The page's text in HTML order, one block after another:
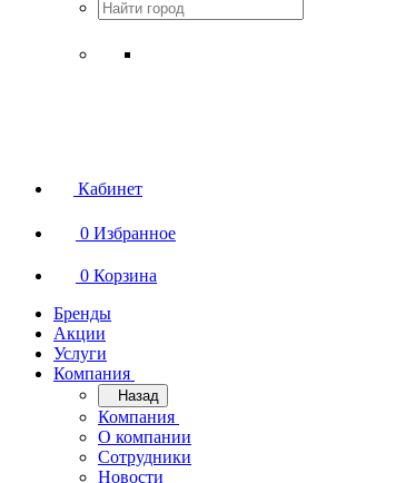
Кабинет
0 Избранное
0 Корзина
Бренды
Акции
Услуги
Компания
Назад
Компания
О компании
Сотрудники
Новости